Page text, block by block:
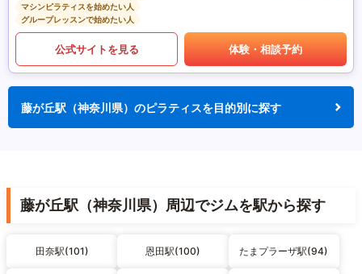
マシンピラティスを始めたい人
グループレッスンで始めたい人
公式サイトを見る 体験・相談予約
藤が丘駅（神奈川県）のピラティスを目的別に探す
藤が丘駅（神奈川県）周辺でジムを駅から探す
田奈駅(101) 恩田駅(100) たまプラーザ駅(94)